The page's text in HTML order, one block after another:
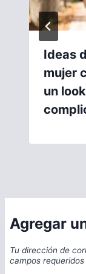
Ideas
mujer
un
Agregar
Tu dirección de
campos